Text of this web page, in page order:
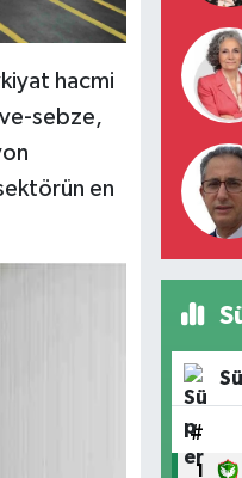
hacmi
sebze,
en
#
1